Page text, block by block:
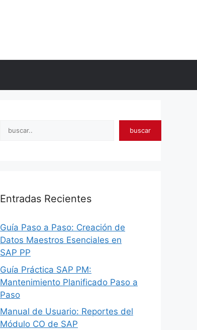
Search buscar
Entradas Recientes
Guía Paso a Paso: Creación de
Datos Maestros Esenciales en
SAP PP
Guía Práctica SAP PM:
Mantenimiento Planificado Paso a
Paso
Manual de Usuario: Reportes del
Módulo CO de SAP